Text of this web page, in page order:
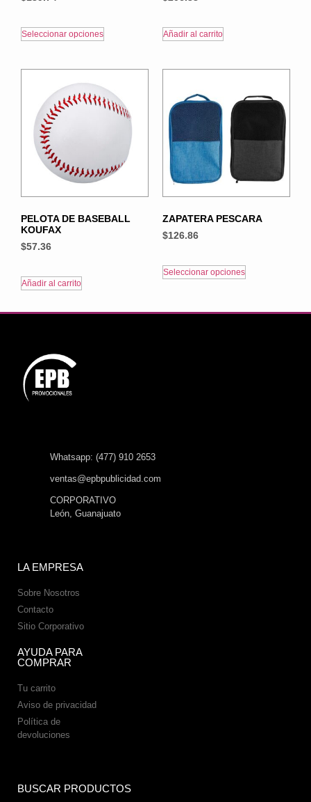
Seleccionar opciones Añadir al carrito
PELOTA DE BASEBALL
KOUFAX
$57.36
Añadir al carrito
ZAPATERA PESCARA
$126.86
Seleccionar opciones
Whatsapp: (477) 910 2653
ventas@epbpublicidad.com
CORPORATIVO
León, Guanajuato
LA EMPRESA
Sobre Nosotros
Contacto
Sitio Corporativo
AYUDA PARA
COMPRAR
Tu carrito
Aviso de privacidad
Política de
devoluciones
BUSCAR PRODUCTOS